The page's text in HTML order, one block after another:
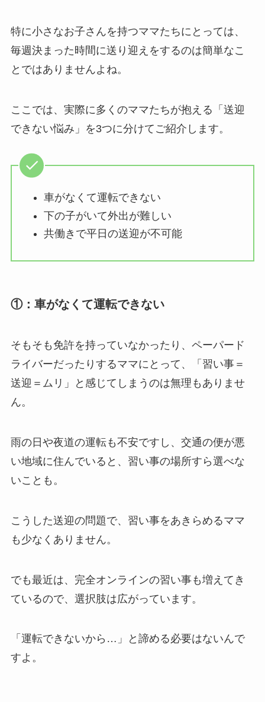
特に小さなお子さんを持つママたちにとっては、
毎週決まった時間に送り迎えをするのは簡単なこ
とではありませんよね。
ここでは、実際に多くのママたちが抱える「送迎
できない悩み」を3つに分けてご紹介します。
車がなくて運転できない
下の子がいて外出が難しい
共働きで平日の送迎が不可能
①：車がなくて運転できない
そもそも免許を持っていなかったり、ペーパード
ライバーだったりするママにとって、「習い事＝
送迎＝ムリ」と感じてしまうのは無理もありませ
ん。
雨の日や夜道の運転も不安ですし、交通の便が悪
い地域に住んでいると、習い事の場所すら選べな
いことも。
こうした送迎の問題で、習い事をあきらめるママ
も少なくありません。
でも最近は、完全オンラインの習い事も増えてき
ているので、選択肢は広がっています。
「運転できないから…」と諦める必要はないんで
すよ。